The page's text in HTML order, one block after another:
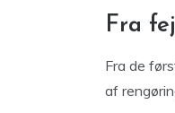
Fra
Fra de
af